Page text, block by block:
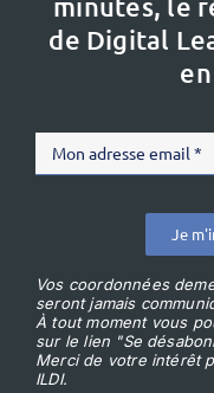
de Digital
Je
Vos coordonnées
seront jamais
À tout moment vous
sur le lien "Se
Merci de votre intérêt
ILDI.